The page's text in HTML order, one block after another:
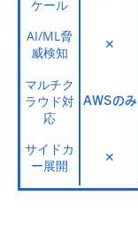
ケール
AI/ML脅
威検知
✕
マルチク
ラウド対
応
AWSのみ
サイドカ
ー展開
✕